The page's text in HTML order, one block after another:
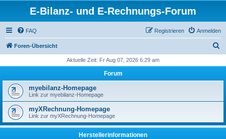
E-Bilanz- und E-Rechnungs-Forum
FAQ Anmelden
Registrieren
Foren-Übersicht
h
Aktuelle Zeit: Fr Aug 07, 2026 6:29 am
Forum
myebilanz-Homepage
Link zur myebilanz-Homepage
myXRechnung-Homepage
Link zur myXRechnung-Homepage
Herstellerinformationen